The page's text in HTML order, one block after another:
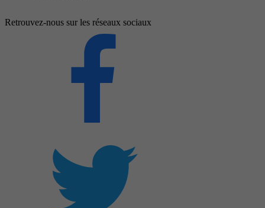
Retrouvez-nous sur les réseaux sociaux